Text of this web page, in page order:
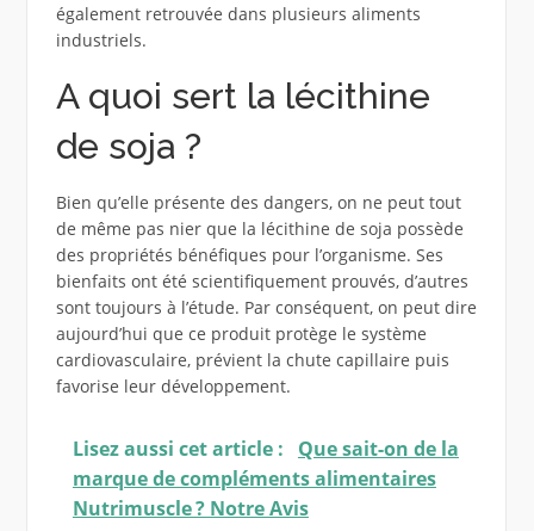
également retrouvée dans plusieurs aliments
industriels.
A quoi sert la lécithine
de soja ?
Bien qu’elle présente des dangers, on ne peut tout
de même pas nier que la lécithine de soja possède
des propriétés bénéfiques pour l’organisme. Ses
bienfaits ont été scientifiquement prouvés, d’autres
sont toujours à l’étude. Par conséquent, on peut dire
aujourd’hui que ce produit protège le système
cardiovasculaire, prévient la chute capillaire puis
favorise leur développement.
Lisez aussi cet article :
Que sait-on de la
marque de compléments alimentaires
Nutrimuscle ? Notre Avis